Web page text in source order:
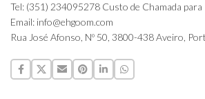
Tel: (351) 234095278 Custo de Chamada para
Email: info@ehgoom.com
Rua José Afonso, Nº 50, 3800-438 Aveiro,